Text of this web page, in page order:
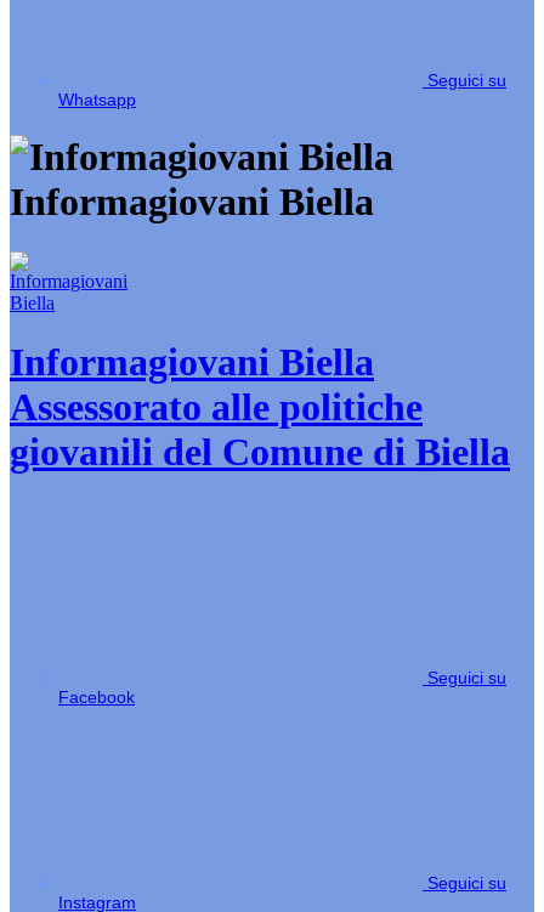
Seguici su
Whatsapp
Informagiovani Biella
Informagiovani Biella
Assessorato alle politiche
giovanili del Comune di Biella
Seguici su
Facebook
Seguici su
Instagram